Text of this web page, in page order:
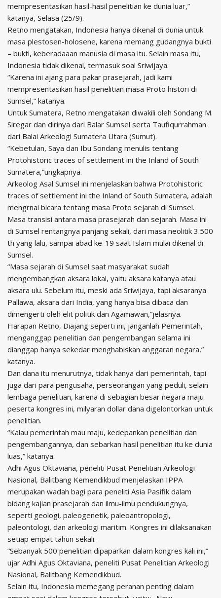
mempresentasikan hasil-hasil penelitian ke dunia luar,”
katanya, Selasa (25/9).
Retno mengatakan, Indonesia hanya dikenal di dunia untuk
masa plestosen-holosene, karena memang gudangnya bukti
– bukti, keberadaaan manusia di masa itu. Selain masa itu,
Indonesia tidak dikenal, termasuk soal Sriwijaya.
“Karena ini ajang para pakar prasejarah, jadi kami
mempresentasikan hasil penelitian masa Proto histori di
Sumsel,” katanya.
Untuk Sumatera, Retno mengatakan diwakili oleh Sondang M.
Siregar dan dirinya dari Balar Sumsel serta Taufiqurrahman
dari Balai Arkeologi Sumatera Utara (Sumut).
“Kebetulan, Saya dan Ibu Sondang menulis tentang
Protohistoric traces of settlement ini the Inland of South
Sumatera,”ungkapnya.
Arkeolog Asal Sumsel ini menjelaskan bahwa Protohistoric
traces of settlement ini the Inland of South Sumatera, adalah
mengrnai bicara tentang masa Proto sejarah di Sumsel.
Masa transisi antara masa prasejarah dan sejarah. Masa ini
di Sumsel rentangnya panjang sekali, dari masa neolitik 3.500
th yang lalu, sampai abad ke-19 saat Islam mulai dikenal di
Sumsel.
“Masa sejarah di Sumsel saat masyarakat sudah
mengembangkan aksara lokal, yaitu aksara katanya atau
aksara ulu. Sebelum itu, meski ada Sriwijaya, tapi aksaranya
Pallawa, aksara dari India, yang hanya bisa dibaca dan
dimengerti oleh elit politik dan Agamawan,”jelasnya.
Harapan Retno, Diajang seperti ini, janganlah Pemerintah,
menganggap penelitian dan pengembangan selama ini
dianggap hanya sekedar menghabiskan anggaran negara,”
katanya.
Dan dana itu menurutnya, tidak hanya dari pemerintah, tapi
juga dari para pengusaha, perseorangan yang peduli, selain
lembaga penelitian, karena di sebagian besar negara maju
peserta kongres ini, milyaran dollar dana digelontorkan untuk
penelitian.
“Kalau pemerintah mau maju, kedepankan penelitian dan
pengembangannya, dan sebarkan hasil penelitian itu ke dunia
luas,” katanya.
Adhi Agus Oktaviana, peneliti Pusat Penelitian Arkeologi
Nasional, Balitbang Kemendikbud menjelaskan IPPA
merupakan wadah bagi para peneliti Asia Pasifik dalam
bidang kajian prasejarah dan ilmu-ilmu pendukungnya,
seperti geologi, paleogenetik, paleoantropologi,
paleontologi, dan arkeologi maritim. Kongres ini dilaksanakan
setiap empat tahun sekali.
“Sebanyak 500 penelitian dipaparkan dalam kongres kali ini,”
ujar Adhi Agus Oktaviana, peneliti Pusat Penelitian Arkeologi
Nasional, Balitbang Kemendikbud.
Selain itu, Indonesia memegang peranan penting dalam